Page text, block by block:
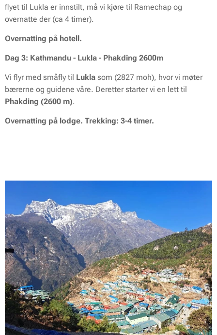
flyet til Lukla er innstilt, må vi kjøre til Ramechap og
overnatte der (ca 4 timer).
Overnatting på hotell.
Dag 3: Kathmandu - Lukla - Phakding 2600m
Vi flyr med småfly til Lukla som (2827 moh), hvor vi møter
bærerne og guidene våre. Deretter starter vi en lett til
Phakding (2600 m).
Overnatting på lodge. Trekking: 3-4 timer.